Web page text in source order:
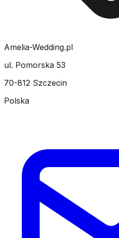
Amelia-Wedding.pl
ul. Pomorska 53
70-812 Szczecin
Polska